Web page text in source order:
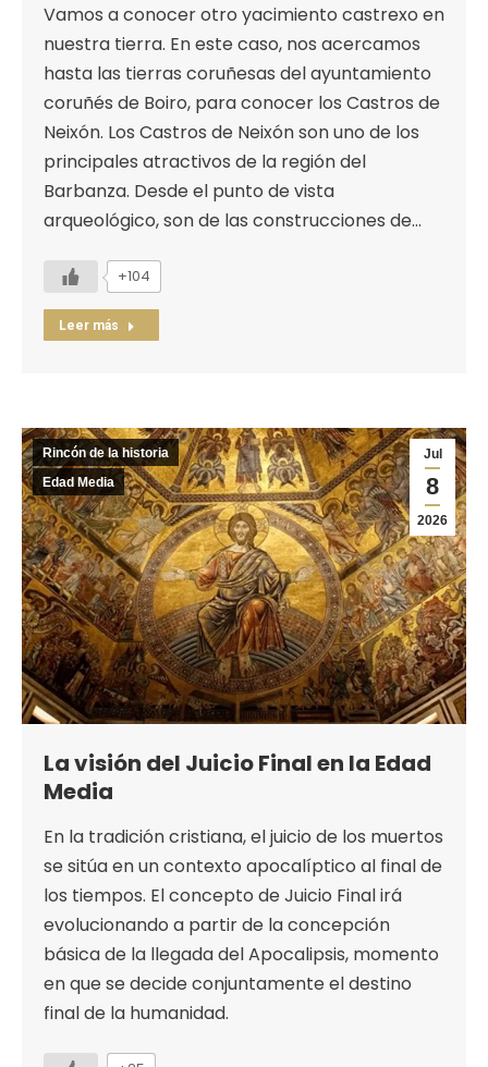
Vamos a conocer otro yacimiento castrexo en
nuestra tierra. En este caso, nos acercamos
hasta las tierras coruñesas del ayuntamiento
coruñés de Boiro, para conocer los Castros de
Neixón. Los Castros de Neixón son uno de los
principales atractivos de la región del
Barbanza. Desde el punto de vista
arqueológico, son de las construcciones de…
+104
Leer más
Jul
8
2026
Rincón de la historia
Edad Media
La visión del Juicio Final en la Edad
Media
En la tradición cristiana, el juicio de los muertos
se sitúa en un contexto apocalíptico al final de
los tiempos. El concepto de Juicio Final irá
evolucionando a partir de la concepción
básica de la llegada del Apocalipsis, momento
en que se decide conjuntamente el destino
final de la humanidad.